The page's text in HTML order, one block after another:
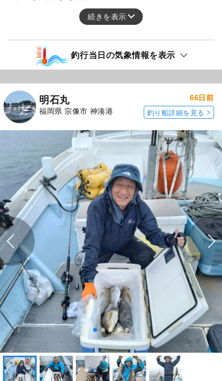
続きを表示
釣行当日の気象情報を表示
明石丸
福岡県 宗像市 神湊港
66日前
釣り船詳細を見る